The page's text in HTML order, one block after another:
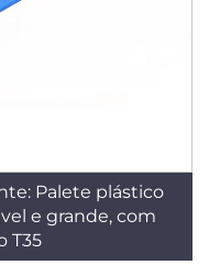
Palete plástico
e grande, com
T35